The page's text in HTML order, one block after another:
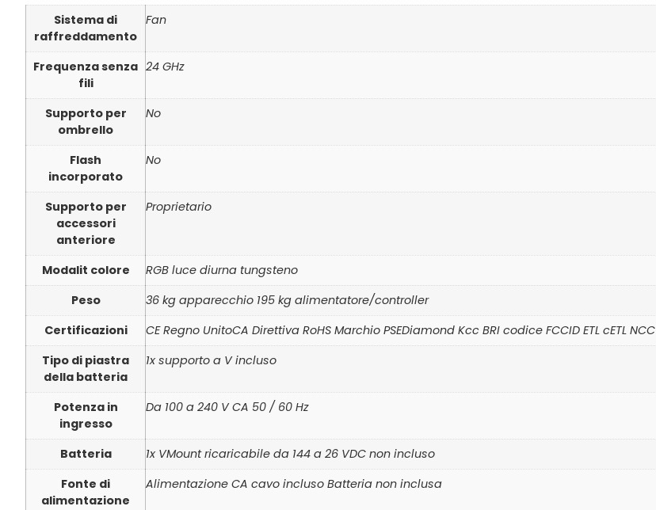
Sistema di
raffreddamento
Fan
Frequenza senza
fili
24 GHz
Supporto per
ombrello
No
Flash
incorporato
No
Supporto per
accessori
anteriore
Proprietario
Modalit colore
RGB luce diurna tungsteno
Peso
36 kg apparecchio 195 kg alimentatore/controller
Certificazioni
CE Regno UnitoCA Direttiva RoHS Marchio PSEDiamond Kcc BRI codice FCCID ETL cETL NCC
Tipo di piastra
della batteria
1x supporto a V incluso
Potenza in
ingresso
Da 100 a 240 V CA 50 / 60 Hz
Batteria
1x VMount ricaricabile da 144 a 26 VDC non incluso
Fonte di
alimentazione
Alimentazione CA cavo incluso Batteria non inclusa